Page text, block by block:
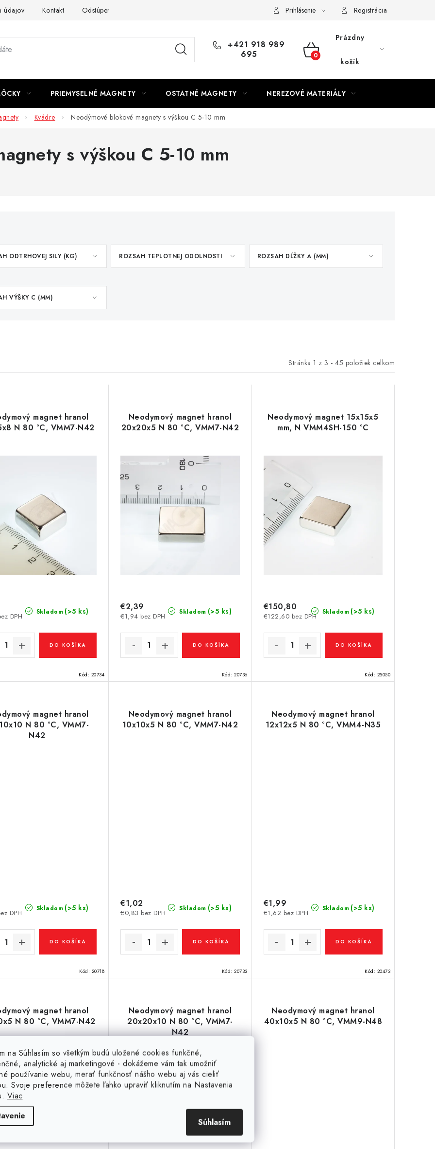
na Súhlasím so všetkým budú uložené cookies funkčné,
analytické aj marketingové - dokážeme vám tak umožniť
používanie webu, merať funkčnosť nášho webu aj vás cieliť
Svoje preference môžete ľahko upraviť kliknutím na Nastavenia
Viac
Súhlasím
údajov Kontakt Odstúpenie od zmluvy Prihlásenie Registrácia
+421 918 989
695
NÁKUPNÝ
Prázdny
košík
PRIEMYSELNÉ MAGNETY OSTATNÉ MAGNETY NEREZOVÉ MATERIÁLY
Kvádre Neodýmové blokové magnety s výškou C 5-10 mm
s výškou C 5-10 mm
ODTRHOVEJ SILY (KG) ROZSAH TEPLOTNEJ ODOLNOSTI ROZSAH DĹŽKY A (MM)
VÝŠKY C (MM)
Stránka 1 z 3 - 45 položiek celkom
magnet hranol
N 80 °C, VMM7-N42
Skladom (>5 ks)
DPH
DO KOŠÍKA
Kód: 20734
Neodymový magnet hranol
20x20x5 N 80 °C, VMM7-N42
Skladom (>5 ks)
€1,94 bez DPH
€2,39
DO KOŠÍKA
Kód: 20736
Neodymový magnet 15x15x5
mm, N VMM4SH-150 °C
Skladom (>5 ks)
€122,60 bez DPH
€150,80
DO KOŠÍKA
Kód: 25050
magnet hranol
N 80 °C, VMM7-
N42
Skladom (>5 ks)
DPH
DO KOŠÍKA
Kód: 20718
Neodymový magnet hranol
10x10x5 N 80 °C, VMM7-N42
Skladom (>5 ks)
€0,83 bez DPH
€1,02
DO KOŠÍKA
Kód: 20733
Neodymový magnet hranol
12x12x5 N 80 °C, VMM4-N35
Skladom (>5 ks)
€1,62 bez DPH
€1,99
DO KOŠÍKA
Kód: 20473
magnet hranol
N 80 °C, VMM7-N42
Neodymový magnet hranol
20x20x10 N 80 °C, VMM7-
N42
Neodymový magnet hranol
40x10x5 N 80 °C, VMM9-N48